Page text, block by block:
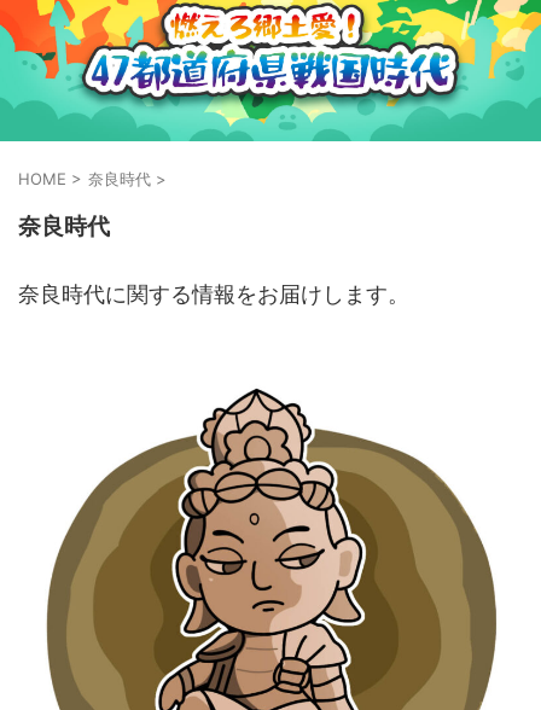
HOME > 奈良時代 >
奈良時代
奈良時代に関する情報をお届けします。